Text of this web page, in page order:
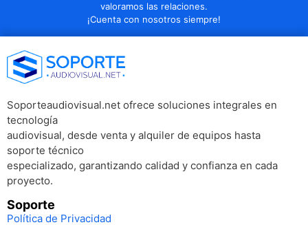
valoramos las relaciones.
¡Cuenta con nosotros siempre!
Soporteaudiovisual.net ofrece soluciones integrales en
tecnología
audiovisual, desde venta y alquiler de equipos hasta
soporte técnico
especializado, garantizando calidad y confianza en cada
proyecto.
Soporte
Política de Privacidad